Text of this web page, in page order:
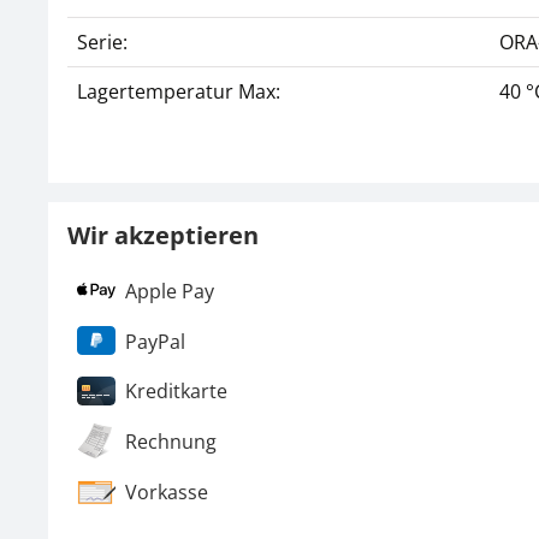
Serie:
Lagertemperatur Max:
40
Wir akzeptieren
Apple Pay
PayPal
Kreditkarte
Rechnung
Vorkasse